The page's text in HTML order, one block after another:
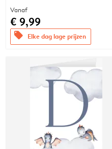
Vanaf
€ 9,99
offers Elke dag lage prijzen